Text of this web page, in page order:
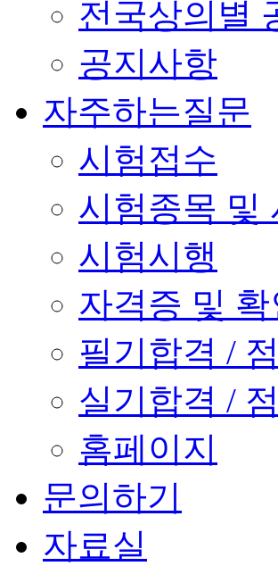
전국상의별
공지사항
자주하는질문
시험접수
시험종목 및
시험시행
자격증 및 확
필기합격 /
실기합격 /
홈페이지
문의하기
자료실